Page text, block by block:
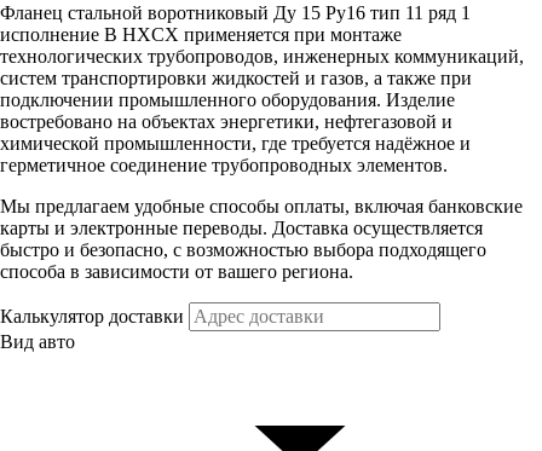
Фланец стальной воротниковый Ду 15 Ру16 тип 11 ряд 1
исполнение B HXCX применяется при монтаже
технологических трубопроводов, инженерных коммуникаций,
систем транспортировки жидкостей и газов, а также при
подключении промышленного оборудования. Изделие
востребовано на объектах энергетики, нефтегазовой и
химической промышленности, где требуется надёжное и
герметичное соединение трубопроводных элементов.
Мы предлагаем удобные способы оплаты, включая банковские
карты и электронные переводы. Доставка осуществляется
быстро и безопасно, с возможностью выбора подходящего
способа в зависимости от вашего региона.
Калькулятор доставки
Вид авто